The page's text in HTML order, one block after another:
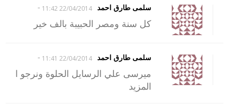
سلمى طارق احمد 22/04/2014 11:42
-
كل سنة ومصر الحبيبة بالف خير
سلمى طارق احمد 22/04/2014 11:41
-
ميرسى علي الرسايل الحلوة ونرجو ا
المزيد